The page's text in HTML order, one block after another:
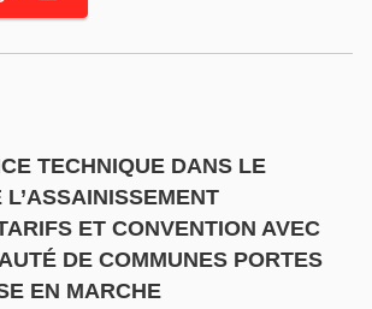
TECHNIQUE DANS LE
ET CONVENTION AVEC
DE COMMUNES PORTES
EN MARCHE